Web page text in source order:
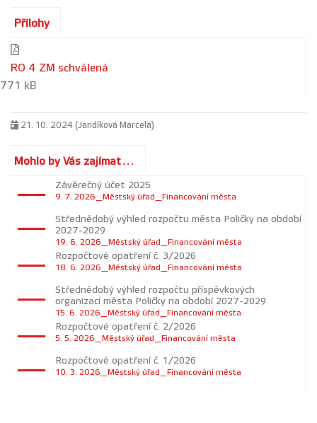
Přílohy
RO 4 ZM schválená
771 kB
21. 10. 2024 (Jandíková Marcela)
Mohlo by Vás zajímat...
Závěrečný účet 2025
9. 7. 2026_Městský úřad_Financování města
Střednědobý výhled rozpočtu města Poličky na období
2027-2029
19. 6. 2026_Městský úřad_Financování města
Rozpočtové opatření č. 3/2026
18. 6. 2026_Městský úřad_Financování města
Střednědobý výhled rozpočtu příspěvkových
organizací města Poličky na období 2027-2029
15. 6. 2026_Městský úřad_Financování města
Rozpočtové opatření č. 2/2026
5. 5. 2026_Městský úřad_Financování města
Rozpočtové opatření č. 1/2026
10. 3. 2026_Městský úřad_Financování města